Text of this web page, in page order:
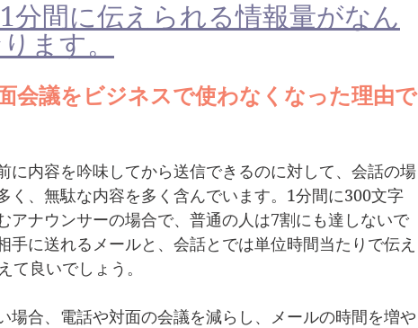
分間に伝えられる情報量がなん
ます。
会議をビジネスで使わなくなった理由で
に内容を吟味してから送信できるのに対して、会話の場
く、無駄な内容を多く含んでいます。1分間に300文字
アナウンサーの場合で、普通の人は7割にも達しないで
手に送れるメールと、会話とでは単位時間当たりで伝え
て良いでしょう。
場合、電話や対面の会議を減らし、メールの時間を増や